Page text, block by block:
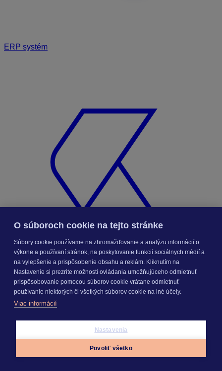
ERP systém
KROS účet
O súboroch cookie na tejto stránke
Súbory cookie používame na zhromažďovanie a analýzu informácií o
výkone a používaní stránok, na poskytovanie funkcií sociálnych médií a
na vylepšenie a prispôsobenie obsahu a reklám. Kliknutím na
Nastavenie si prezrite možnosti ovládania umožňujúceho odmietnuť
prispôsobovanie pomocou súborov cookie vrátane odmietnuť
používanie niektorých či všetkých súborov cookie na iné účely.
Viac informácií
Nastavenia
Povoliť všetko